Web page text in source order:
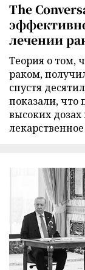
The
лечении
Теория о том,
раком,
спустя
показали, что
высоких